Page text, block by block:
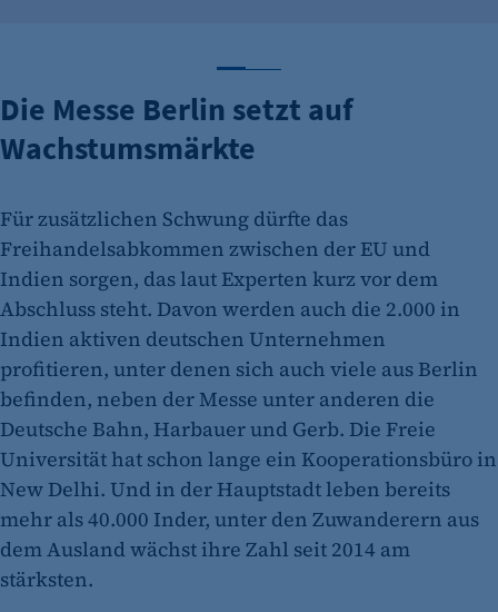
Die Messe Berlin setzt auf
Wachstumsmärkte
Für zusätzlichen Schwung dürfte das
Freihandelsabkommen zwischen der EU und
Indien sorgen, das laut Experten kurz vor dem
Abschluss steht. Davon werden auch die 2.000 in
Indien aktiven deutschen Unternehmen
profitieren, unter denen sich auch viele aus Berlin
befinden, neben der Messe unter anderen die
Deutsche Bahn, Harbauer und Gerb. Die Freie
Universität hat schon lange ein Kooperationsbüro in
New Delhi. Und in der Hauptstadt leben bereits
mehr als 40.000 Inder, unter den Zuwanderern aus
dem Ausland wächst ihre Zahl seit 2014 am
stärksten.